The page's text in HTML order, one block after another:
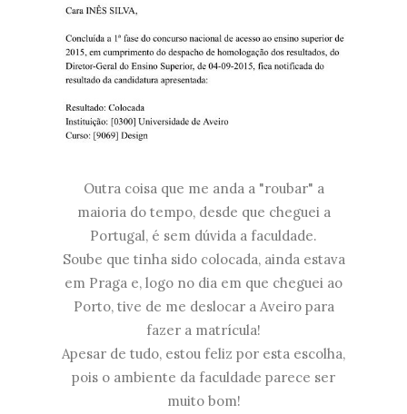
Outra coisa que me anda a "roubar" a
maioria do tempo, desde que cheguei a
Portugal, é sem dúvida a faculdade.
Soube que tinha sido colocada, ainda estava
em Praga e, logo no dia em que cheguei ao
Porto, tive de me deslocar a Aveiro para
fazer a matrícula!
Apesar de tudo, estou feliz por esta escolha,
pois o ambiente da faculdade parece ser
muito bom!